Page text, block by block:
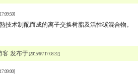
技术制配而成的离子交换树脂及活性碳混合物。
客 发布于[2015/6/7 17:08:32]